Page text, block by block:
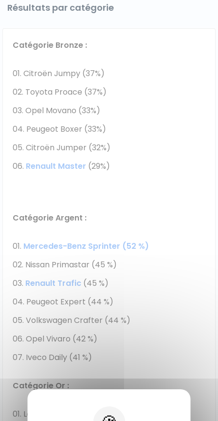
Résultats par catégorie
Catégorie Bronze :
Citroën Jumpy (37%)
Toyota Proace (37%)
Opel Movano (33%)
Peugeot Boxer (33%)
Citroën Jumper (32%)
Renault Master (29%)
Catégorie Argent :
Mercedes-Benz Sprinter (52 %)
Nissan Primastar (45 %)
Renault Trafic (45 %)
Peugeot Expert (44 %)
Volkswagen Crafter (44 %)
Opel Vivaro (42 %)
Iveco Daily (41 %)
Catégorie Or :
Le Ford Transit (68 %),